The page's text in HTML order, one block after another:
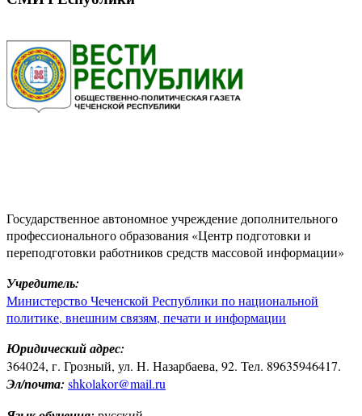
Государственное автономное учреждение дополнительного
профессионального образования «Центр подготовки и
переподготовки работников средств массовой информации»
Учредитель:
Министерство Чеченской Республики по национальной
политике, внешним связям, печати и информации
Юридический адрес:
364024, г. Грозный, ул. Н. Назарбаева, 92. Тел. 89635946417.
Эл/почта: shkolakor@mail.ru